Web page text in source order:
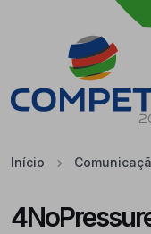
Saltar para o
Início